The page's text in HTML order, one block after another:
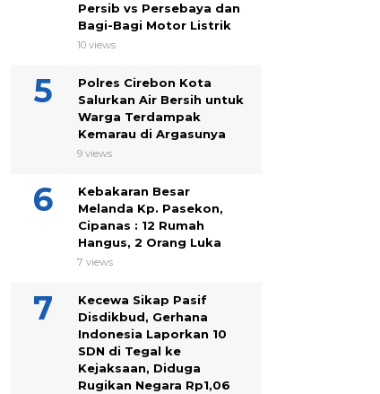
Persib vs Persebaya dan
Bagi-Bagi Motor Listrik
10 views
Polres Cirebon Kota
Salurkan Air Bersih untuk
Warga Terdampak
Kemarau di Argasunya
9 views
Kebakaran Besar
Melanda Kp. Pasekon,
Cipanas : 12 Rumah
Hangus, 2 Orang Luka
7 views
Kecewa Sikap Pasif
Disdikbud, Gerhana
Indonesia Laporkan 10
SDN di Tegal ke
Kejaksaan, Diduga
Rugikan Negara Rp1,06